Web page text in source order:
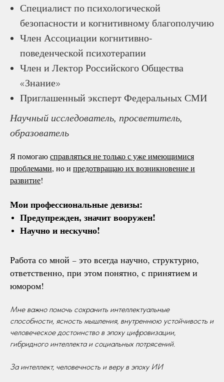
Специалист по психологической
безопасности и когнитивному благополучию
Член Ассоциации когнитивно-
поведенческой психотерапии
Член и Лектор Российского Общества
«Знание»
Приглашенный эксперт Федеральных СМИ
Научный исследователь, просветитель,
образователь
Я помогаюсправляться не только с уже имеющимися
проблемами, но и предотвращаю их возникновение и
развитие!
Мои профессиональные девизы:
Предупрежден, значит вооружен!
Научно и нескучно!
Работа со мной – это всегда научно, структурно,
ответственно, при этом понятно, с принятием и
юмором!
Мне важно помочь сохранить интеллектуальные
способности, ясность мышления, внутреннюю устойчивость и
человеческое достоинство в эпоху цифровизации,
гибридного интеллекта и социальных потрясений.
За интеллект, человечность и веру в эпоху ИИ